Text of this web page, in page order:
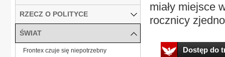
miały miejsce
rocznicy
Dostęp do
RZECZ O POLITYCE
ŚWIAT
Frontex czuje się niepotrzebny